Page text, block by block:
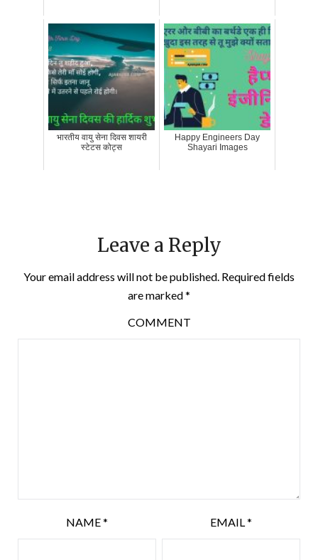
भारतीय वायु सेना दिवस शायरी
स्टेटस कोट्स
Happy Engineers Day
Shayari Images
Leave a Reply
Your email address will not be published. Required fields
are marked*
COMMENT
NAME* EMAIL*